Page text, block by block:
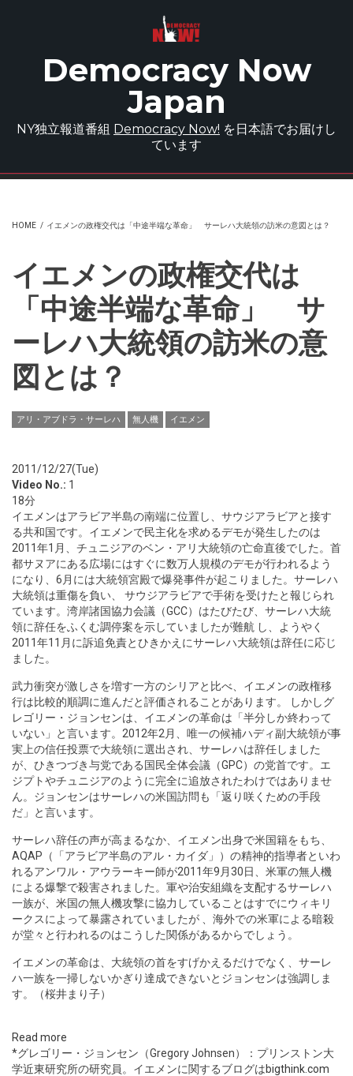
Democracy Now
Japan
NY独立報道番組 Democracy Now! を日本語でお届けし
ています
HOME / イエメンの政権交代は「中途半端な革命」 サーレハ大統領の訪米の意図とは？
イエメンの政権交代は
「中途半端な革命」 サ
ーレハ大統領の訪米の意
図とは？
アリ・アブドラ・サーレハ 無人機 イエメン
2011/12/27(Tue)
Video No.: 1
18分
イエメンはアラビア半島の南端に位置し、サウジアラビアと接す
る共和国です。イエメンで民主化を求めるデモが発生したのは
2011年1月、チュニジアのベン・アリ大統領の亡命直後でした。首
都サヌアにある広場にはすぐに数万人規模のデモが行われるよう
になり、6月には大統領宮殿で爆発事件が起こりました。サーレハ
大統領は重傷を負い、 サウジアラビアで手術を受けたと報じられ
ています。湾岸諸国協力会議（GCC）はたびたび、サーレハ大統
領に辞任をふくむ調停案を示していましたが難航 し、ようやく
2011年11月に訴追免責とひきかえにサーレハ大統領は辞任に応じ
ました。
武力衝突が激しさを増す一方のシリアと比べ、イエメンの政権移
行は比較的順調に進んだと評価されることがあります。 しかしグ
レゴリー・ジョンセンは、イエメンの革命は「半分しか終わって
いない」と言います。2012年2月、唯一の候補ハディ副大統領が事
実上の信任投票で大統領に選出され、サーレハは辞任しました
が、ひきつづき与党である国民全体会議（GPC）の党首です。エ
ジプトやチュニジアのように完全に追放されたわけではありませ
ん。ジョンセンはサーレハの米国訪問も「返り咲くための手段
だ」と言います。
サーレハ辞任の声が高まるなか、イエメン出身で米国籍をもち、
AQAP（「アラビア半島のアル・カイダ」）の精神的指導者といわ
れるアンワル・アウラーキー師が2011年9月30日、米軍の無人機
による爆撃で殺害されました。軍や治安組織を支配するサーレハ
一族が、米国の無人機攻撃に協力していることはすでにウィキリ
ークスによって暴露されていましたが 、海外での米軍による暗殺
が堂々と行われるのはこうした関係があるからでしょう。
イエメンの革命は、大統領の首をすげかえるだけでなく、サーレ
ハ一族を一掃しないかぎり達成できないとジョンセンは強調しま
す。（桜井まり子）
Read more
*グレゴリー・ジョンセン（Gregory Johnsen）：プリンストン大
学近東研究所の研究員。イエメンに関するブログはbigthink.com